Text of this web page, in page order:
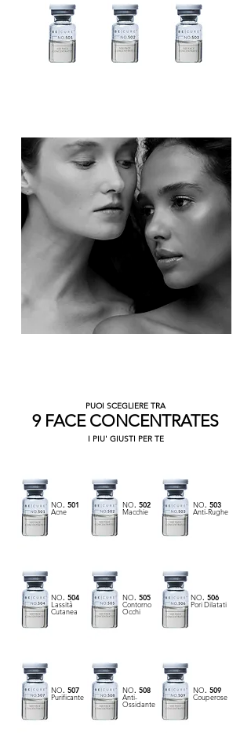
PUOI SCEGLIERE TRA
9 FACE CONCENTRATES
I PIU' GIUSTI PER TE
NO. 501
Acne
NO. 502
Macchie
NO. 503
Anti-Rughe
NO. 504
Lassità
Cutanea
NO. 505
Contorno
Occhi
NO. 506
Pori Dilatati
NO. 507
Purificante
NO. 508
Anti-
Ossidante
NO. 509
Couperose